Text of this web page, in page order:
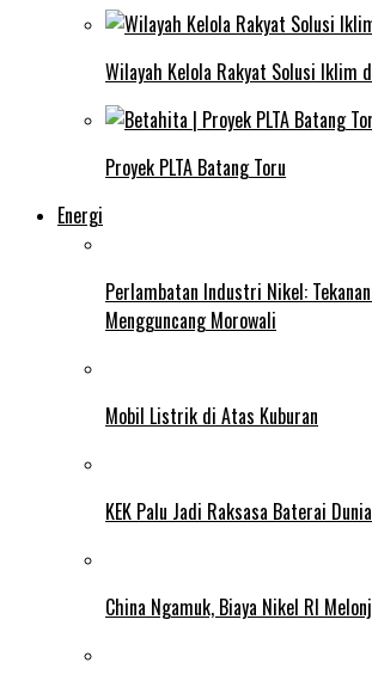
Wilayah Kelola Rakyat Solusi Iklim
Proyek PLTA Batang Toru
Energi
Perlambatan Industri Nikel:
Mengguncang Morowali
Mobil Listrik di Atas Kuburan
KEK Palu Jadi Raksasa Baterai
China Ngamuk, Biaya Nikel RI